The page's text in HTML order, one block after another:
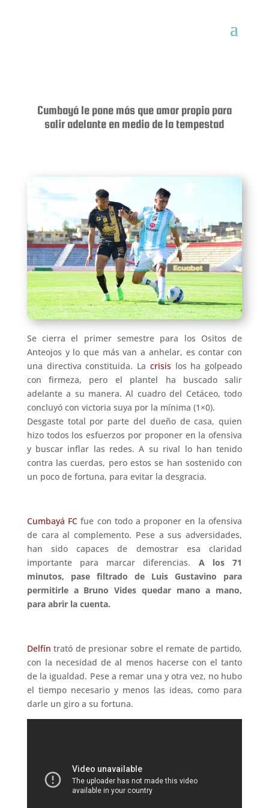
Cumbayá le pone más que amor propio para
salir adelante en medio de la tempestad
Se cierra el primer semestre para los Ositos de
Anteojos y lo que más van a anhelar, es contar con
una directiva constituida. La crisislos ha golpeado
con firmeza, pero el plantel ha buscado salir
adelante a su manera. Al cuadro del Cetáceo, todo
concluyó con victoria suya por la mínima (1×0).
Desgaste total por parte del dueño de casa, quien
hizo todos los esfuerzos por proponer en la ofensiva
y buscar inflar las redes. A su rival lo han tenido
contra las cuerdas, pero estos se han sostenido con
un poco de fortuna, para evitar la desgracia.
Cumbayá FC fue con todo a proponer en la ofensiva
de cara al complemento. Pese a sus adversidades,
han sido capaces de demostrar esa claridad
importante para marcar diferencias. A los 71
minutos, pase filtrado de Luis Gustavino para
permitirle a Bruno Vides quedar mano a mano,
para abrir la cuenta.
Delfín trató de presionar sobre el remate de partido,
con la necesidad de al menos hacerse con el tanto
de la igualdad. Pese a remar una y otra vez, no hubo
el tiempo necesario y menos las ideas, como para
darle un giro a su fortuna.